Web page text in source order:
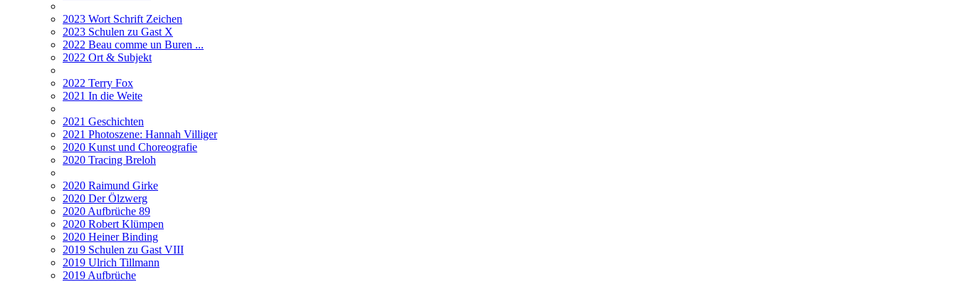
2023 Wort Schrift Zeichen
2023 Schulen zu Gast X
2022 Beau comme un Buren ...
2022 Ort & Subjekt
2022 Terry Fox
2021 In die Weite
2021 Geschichten
2021 Photoszene: Hannah Villiger
2020 Kunst und Choreografie
2020 Tracing Breloh
2020 Raimund Girke
2020 Der Ölzwerg
2020 Aufbrüche 89
2020 Robert Klümpen
2020 Heiner Binding
2019 Schulen zu Gast VIII
2019 Ulrich Tillmann
2019 Aufbrüche